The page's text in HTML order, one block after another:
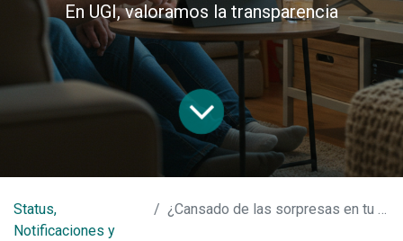
En UGI, valoramos la transparencia
Status,
Notificaciones y
¿Cansado de las sorpresas en tu factura de internet?